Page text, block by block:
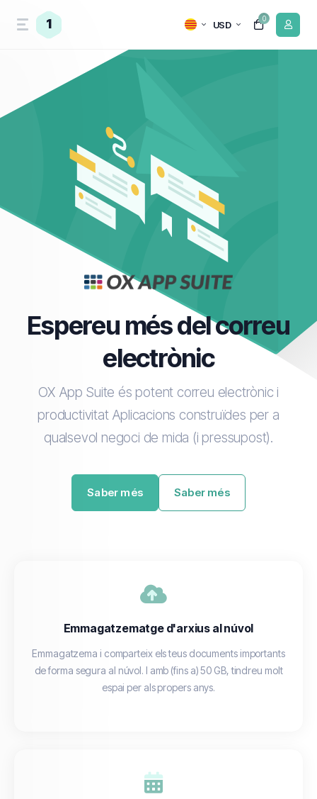
1 USD
0
Espereu més del correu
electrònic
OX App Suite és potent correu electrònic i
productivitat Aplicacions construïdes per a
qualsevol negoci de mida (i pressupost).
Saber més Saber més
Emmagatzematge d'arxius al núvol
Emmagatzema i comparteix els teus documents importants
de forma segura al núvol. I amb (fins a) 50 GB, tindreu molt
espai per als propers anys.